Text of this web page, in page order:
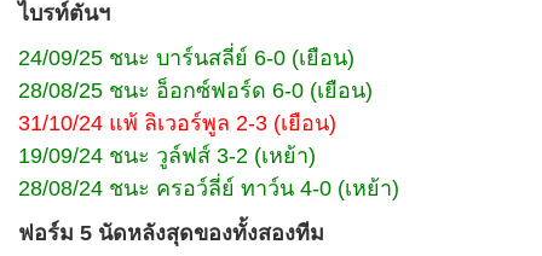
ไบรท์ตันฯ
24/09/25 ชนะ บาร์นสลี่ย์ 6-0 (เยือน)
28/08/25 ชนะ อ็อกซ์ฟอร์ด 6-0 (เยือน)
31/10/24 แพ้ ลิเวอร์พูล 2-3 (เยือน)
19/09/24 ชนะ วูล์ฟส์ 3-2 (เหย้า)
28/08/24 ชนะ ครอว์ลี่ย์ ทาว์น 4-0 (เหย้า)
ฟอร์ม 5 นัดหลังสุดของทั้งสองทีม